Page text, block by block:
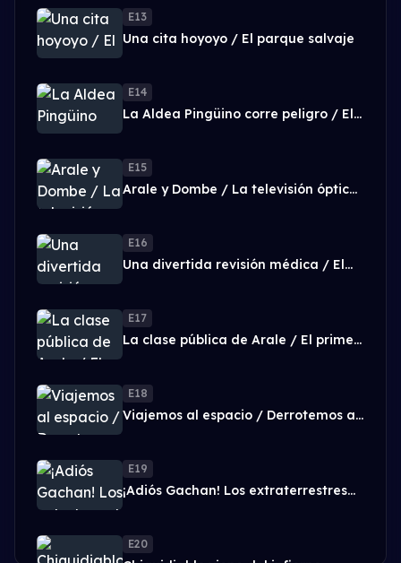
E13
Una cita hoyoyo / El parque salvaje
E14
La Aldea Pingüino corre peligro / El
E15
Arale y Dombe / La televisión óptica
E16
Una divertida revisión médica / El
E17
La clase pública de Arale / El primer
E18
Viajemos al espacio / Derrotemos a
E19
¡Adiós Gachan! Los extraterrestres
E20